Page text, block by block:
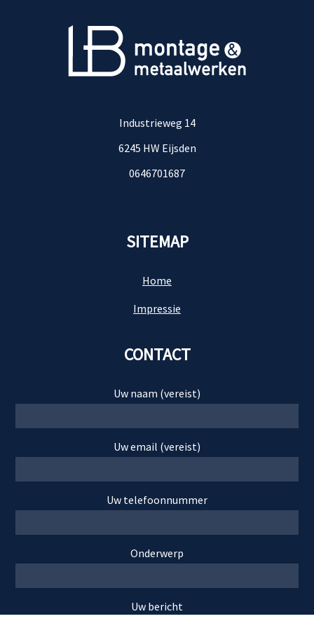
Industrieweg 14
6245 HW Eijsden
0646701687
SITEMAP
Home
Impressie
CONTACT
Uw naam (vereist)
Uw email (vereist)
Uw telefoonnummer
Onderwerp
Uw bericht